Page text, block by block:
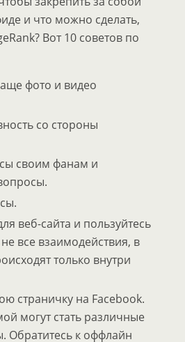
и что можно сделать,
Вот 10 советов по
фото и видео
со стороны
своим фанам и
веб-сайта и пользуйтесь
все взаимодействия, в
только внутри
страничку на Facebook.
могут стать различные
Обратитесь к оффлайн